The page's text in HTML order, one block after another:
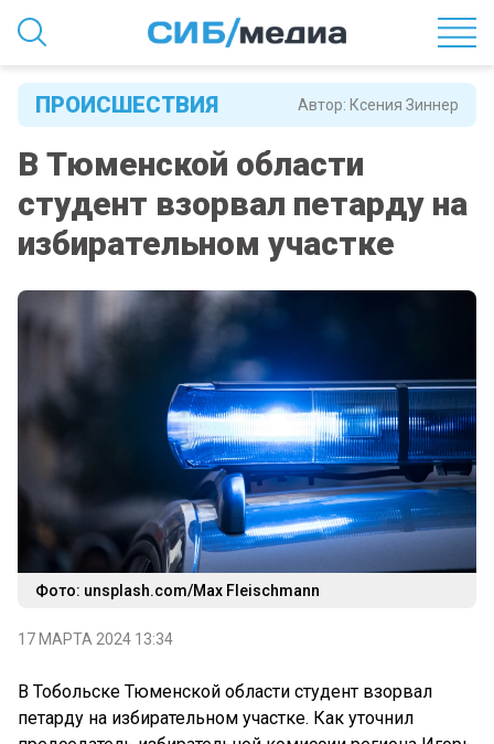
Автор: Ксения Зиннер
ПРОИСШЕСТВИЯ
В Тюменской области
студент взорвал петарду на
избирательном участке
Фото: unsplash.com/Max Fleischmann
17 МАРТА 2024 13:34
В Тобольске Тюменской области студент взорвал
петарду на избирательном участке. Как уточнил